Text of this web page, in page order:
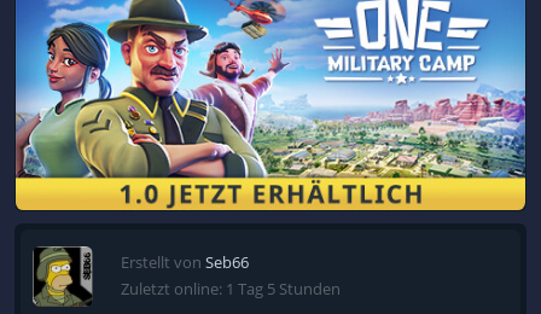
Erstellt von Seb66
Zuletzt online: 1 Tag 5 Stunden